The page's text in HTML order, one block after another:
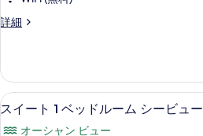
表
示
る
リ
す
べ
て
フ
詳
細
ベ
ッ
ル
ー
ム
の
詳細
ス
1
ベ
ッ
ス 21
スイート 1 ベッドルーム シービュー
オーシャン ビュー